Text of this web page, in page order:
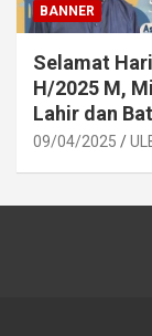
BANNER
Selamat
H/2025 M,
Lahir dan
09/04/2025